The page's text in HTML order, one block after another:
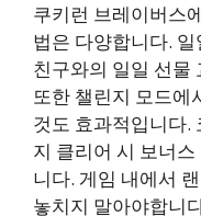
쿠키런 브레이버스
법은 다양합니다.
친구와의 일일 선물
또한 챌린지 모드에
것도 효과적입니다.
지 클리어 시 보너
니다. 게임 내에서
놓치지 말아야합니